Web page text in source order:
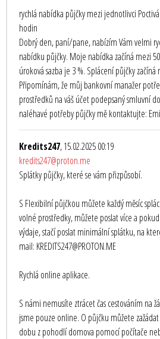
rychlá nabídka půjčky mezi jednotlivci
hodin
Dobrý den, paní/pane, nabízím Vám velmi
nabídku půjčky. Moje nabídka začíná mezi
úroková sazba je 3 %. Splácení půjčky začíná
Připomínám, že můj bankovní manažer
prostředků na váš účet podepsaný smluvní
naléhavé potřeby půjčky mě kontaktujte:
Kredits247, 15.02.2025 00:19
kredits247@proton.me
Splátky půjčky, které se vám přizpůsobí.
S Flexibilní půjčkou můžete každý měsíc
volné prostředky, můžete poslat více a
výdaje, stačí poslat minimální splátku, na
mail: KREDITS247@PROTON.ME
Rychlá online aplikace.
S námi nemusíte ztrácet čas cestováním na
jsme pouze online. O půjčku můžete
dobu z pohodlí domova pomocí počítače